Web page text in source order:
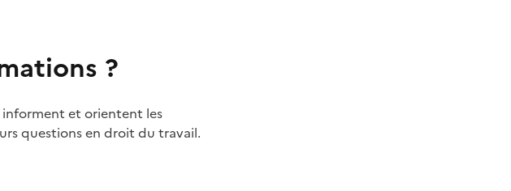
?
informent et orientent les
questions en droit du travail.